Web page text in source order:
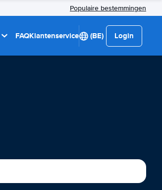
Populaire bestemmingen
FAQKlantenservice (BE) Login